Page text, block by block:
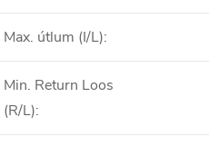
Max. útlum (I/L):
Min. Return Loos
(R/L):